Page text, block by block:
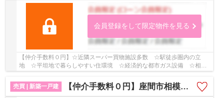
会員登録をして限定物件を見る
【仲介手数料０円】☆近隣スーパー買物施設多数 ☆駅徒歩圏内の立
地 ☆平坦地で暮らしやすい住環境 ☆経済的な都市ガス設備 ☆相模
売買 | 新築一戸建
【仲介手数料０円】座間市相模が丘3丁目 新築一戸建て